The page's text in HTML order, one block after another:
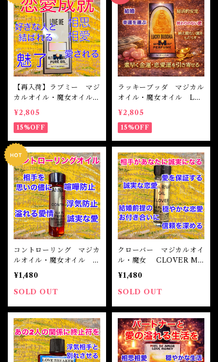
金運 Money
恋愛 Love
干支風水置き物
子 Rat
牛 Ox
寅 Tiger
卯 Rabit
辰 Dragon
巳 Snake
午 Horse
未 Sheep
酉 Rooster
戌 Dog
亥 Pig
ブレスレット Bracelet
恋愛
願望
仕事 Job
人間関係 Relationship
自己実現 Self-realization
裁判 Trial
人間関係 Relationships
仕事 Job
スピリチュアル Spiritual
人間関係 RelationShips
金運
人間関係
恋愛 Love
護身
仕事
恋愛 Love
金運 Money
人間関係 Relationships
自己実現 Self-Realization
スピリチュアル Spiritual
バス＆フロアウォッシュ Bath&Floor Wash
護身 Self-Defence
恋愛 Love
金運 Money
人間関係 Relationships
バスハーブ Bath Herb
恋愛 love
白魔術キット
アミュレット Amulet
仕事
金運
魔除け
健康
スピリチュアル
人生
願望実現
【再入荷】ラブミー マジ
カルオイル・魔女オイル
Love Me Magical Oil
¥2,805
15%OFF
ラッキーブッダ マジカル
オイル・魔女オイル LU
CKY BUDDHA Magical
Oil
¥2,805
15%OFF
コントローリング マジカ
ルオイル・魔女オイル C
ontrolling Magical Oil
¥1,480
SOLD OUT
クローバー マジカルオイ
ル・魔女 CLOVER Ma
gical Oil
¥1,480
SOLD OUT